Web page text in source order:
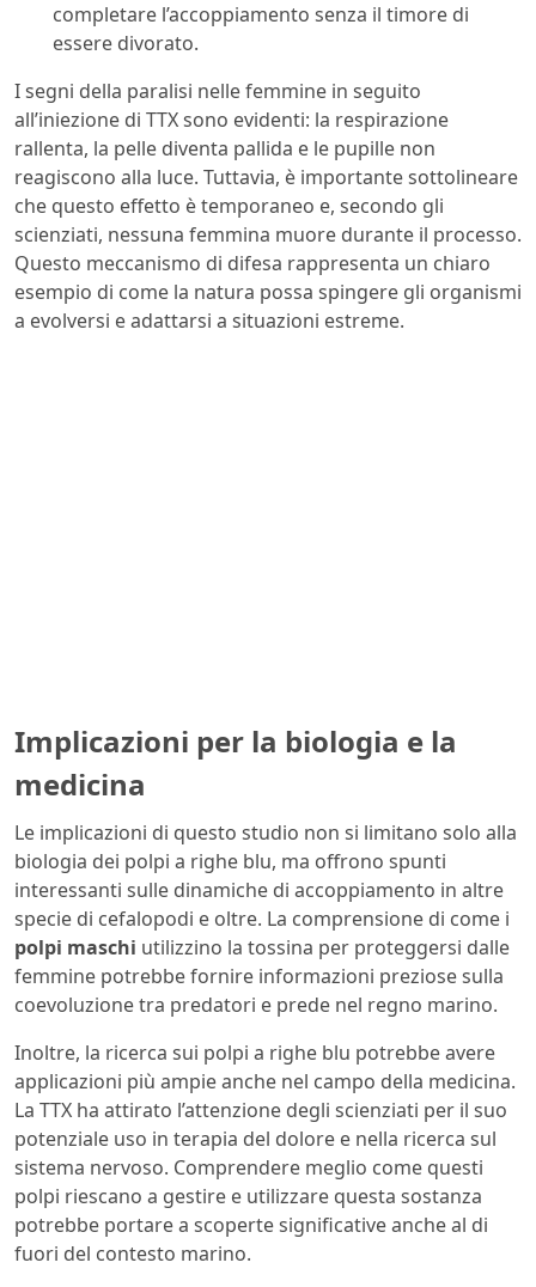
completare l’accoppiamento senza il timore di
essere divorato.
I segni della paralisi nelle femmine in seguito
all’iniezione di TTX sono evidenti: la respirazione
rallenta, la pelle diventa pallida e le pupille non
reagiscono alla luce. Tuttavia, è importante sottolineare
che questo effetto è temporaneo e, secondo gli
scienziati, nessuna femmina muore durante il processo.
Questo meccanismo di difesa rappresenta un chiaro
esempio di come la natura possa spingere gli organismi
a evolversi e adattarsi a situazioni estreme.
Implicazioni per la biologia e la
medicina
Le implicazioni di questo studio non si limitano solo alla
biologia dei polpi a righe blu, ma offrono spunti
interessanti sulle dinamiche di accoppiamento in altre
specie di cefalopodi e oltre. La comprensione di come i
polpi maschi utilizzino la tossina per proteggersi dalle
femmine potrebbe fornire informazioni preziose sulla
coevoluzione tra predatori e prede nel regno marino.
Inoltre, la ricerca sui polpi a righe blu potrebbe avere
applicazioni più ampie anche nel campo della medicina.
La TTX ha attirato l’attenzione degli scienziati per il suo
potenziale uso in terapia del dolore e nella ricerca sul
sistema nervoso. Comprendere meglio come questi
polpi riescano a gestire e utilizzare questa sostanza
potrebbe portare a scoperte significative anche al di
fuori del contesto marino.